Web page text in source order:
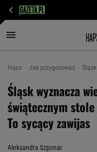
Haps Jak przygotować
Śląsk wyznacza
świątecznym
To sycący zawijas
Aleksandra Szponar